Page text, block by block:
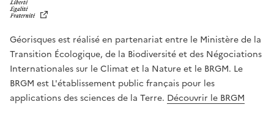
T
É
,
É
G
A
L
Géorisques est réalisé en partenariat entre le Ministère de la
Transition Écologique, de la Biodiversité et des Négociations
Internationales sur le Climat et la Nature et le BRGM. Le
BRGM est L'établissement public français pour les
applications des sciences de la Terre. Découvrir le BRGM